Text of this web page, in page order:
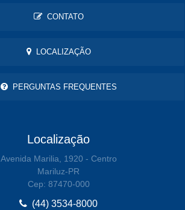
CONTATO
LOCALIZAÇÃO
PERGUNTAS FREQUENTES
Localização
Avenida Marilia, 1920 - Centro
Mariluz-PR
Cep: 87470-000
(44) 3534-8000